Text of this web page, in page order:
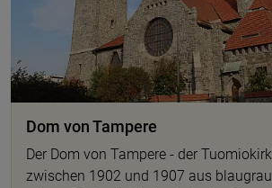
Dom von Tampere
Der Dom von Tampere - der
zwischen 1902 und 1907 aus